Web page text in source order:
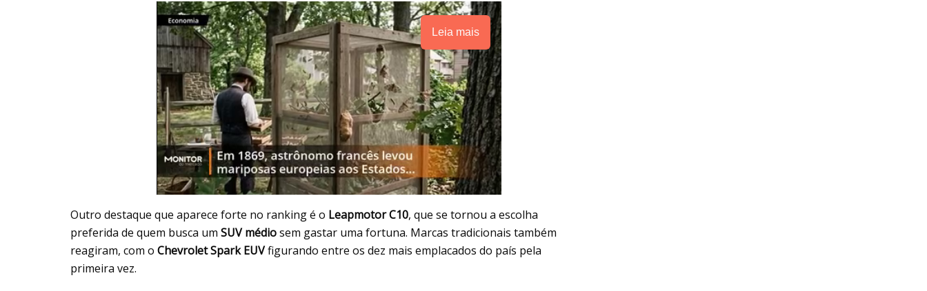
Leia mais
Outro destaque que aparece forte no ranking é o Leapmotor C10, que se tornou a escolha
preferida de quem busca um SUV médiosem gastar uma fortuna. Marcas tradicionais também
reagiram, com o Chevrolet Spark EUVfigurando entre os dez mais emplacados do país pela
primeira vez.